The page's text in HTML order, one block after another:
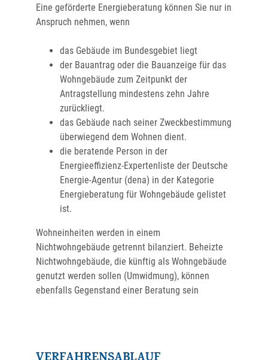
Eine geförderte Energieberatung können Sie nur in
Anspruch nehmen, wenn
das Gebäude im Bundesgebiet liegt
der Bauantrag oder die Bauanzeige für das
Wohngebäude zum Zeitpunkt der
Antragstellung mindestens zehn Jahre
zurückliegt.
das Gebäude nach seiner Zweckbestimmung
überwiegend dem Wohnen dient.
die beratende Person in der
Energieeffizienz-Expertenliste der Deutsche
Energie-Agentur (dena) in der Kategorie
Energieberatung für Wohngebäude gelistet
ist.
Wohneinheiten werden in einem
Nichtwohngebäude getrennt bilanziert. Beheizte
Nichtwohngebäude, die künftig als Wohngebäude
genutzt werden sollen (Umwidmung), können
ebenfalls Gegenstand einer Beratung sein